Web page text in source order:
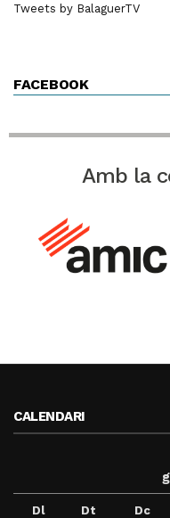
Tweets by BalaguerTV
FACEBOOK
Amb la
CALENDARI
Dl Dt Dc